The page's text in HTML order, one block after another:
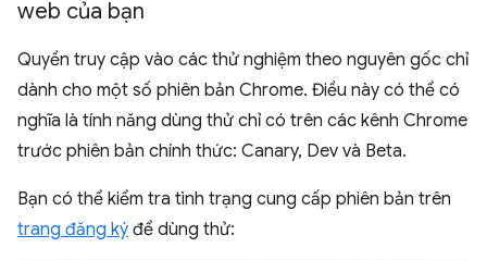
web của bạn
Quyền truy cập vào các thử nghiệm theo nguyên gốc chỉ
dành cho một số phiên bản Chrome. Điều này có thể có
nghĩa là tính năng dùng thử chỉ có trên các kênh Chrome
trước phiên bản chính thức: Canary, Dev và Beta.
Bạn có thể kiểm tra tình trạng cung cấp phiên bản trên
trang đăng ký để dùng thử: